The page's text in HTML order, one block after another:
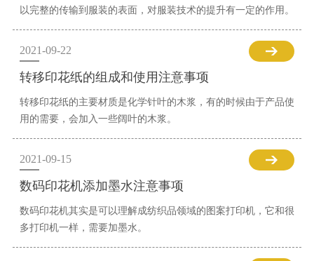
以完整的传输到服装的表面，对服装技术的提升有一定的作用。
2021-09-22
转移印花纸的组成和使用注意事项
转移印花纸的主要材质是化学针叶的木浆，有的时候由于产品使
用的需要，会加入一些阔叶的木浆。
2021-09-15
数码印花机添加墨水注意事项
数码印花机其实是可以理解成纺织品领域的图案打印机，它和很
多打印机一样，需要加墨水。